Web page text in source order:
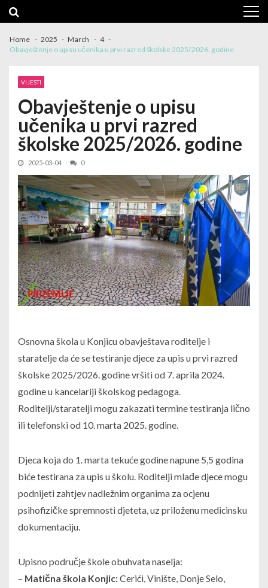
navigation
content
Home 2025 March
4
Obavještenje o upisu učenika u prvi razred školske 2025/2026. godine
VIJESTI
Obavještenje o upisu
učenika u prvi razred
školske 2025/2026. godine
2025-03-04 0
Osnovna škola u Konjicu obavještava roditelje i
staratelje da će se testiranje djece za upis u prvi razred
školske 2025/2026. godine vršiti od 7. aprila 2024.
godine u kancelariji školskog pedagoga.
Roditelji/staratelji mogu zakazati termine testiranja lično
ili telefonski od 10. marta 2025. godine.
Djeca koja do 1. marta tekuće godine napune 5,5 godina
biće testirana za upis u školu. Roditelji mlađe djece mogu
podnijeti zahtjev nadležnim organima za ocjenu
psihofizičke spremnosti djeteta, uz priloženu medicinsku
dokumentaciju.
Upisno područje škole obuhvata naselja:
– Matična škola Konjic:Cerići, Vinište, Donje Selo,